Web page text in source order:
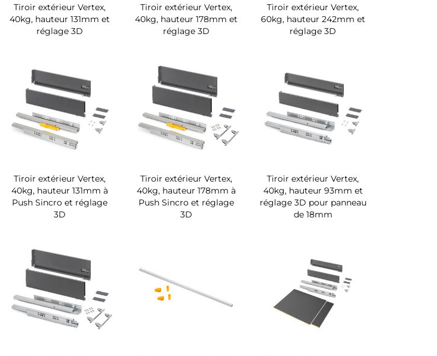
Tiroir extérieur Vertex,
40kg, hauteur 131mm et
réglage 3D
Tiroir extérieur Vertex,
40kg, hauteur 178mm et
réglage 3D
Tiroir extérieur Vertex,
60kg, hauteur 242mm et
réglage 3D
Tiroir extérieur Vertex,
40kg, hauteur 131mm à
Push Sincro et réglage
3D
Tiroir extérieur Vertex,
40kg, hauteur 178mm à
Push Sincro et réglage
3D
Tiroir extérieur Vertex,
40kg, hauteur 93mm et
réglage 3D pour panneau
de 18mm